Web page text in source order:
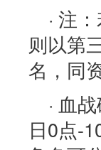
· 注
则以第
名，同
· 血
日0点-